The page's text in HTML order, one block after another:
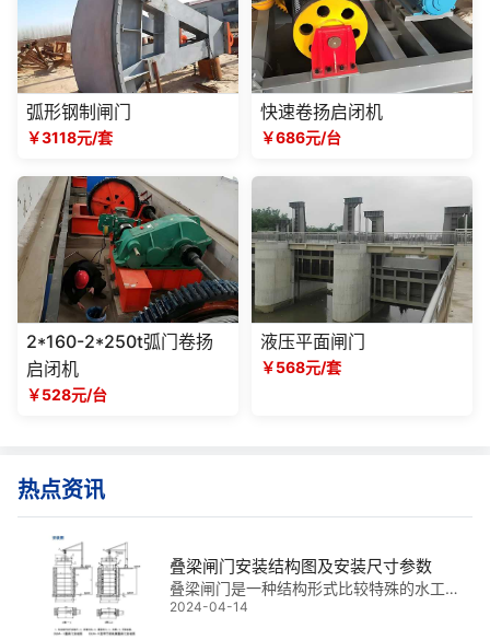
弧形钢制闸门
￥3118元/套
快速卷扬启闭机
￥686元/台
2*160-2*250t弧门卷扬
启闭机
￥528元/台
液压平面闸门
￥568元/套
热点资讯
叠梁闸门安装结构图及安装尺寸参数
叠梁闸门是一种结构形式比较特殊的水工闸
门，它不像其他类型的水工闸门，挡水板多
2024-04-14